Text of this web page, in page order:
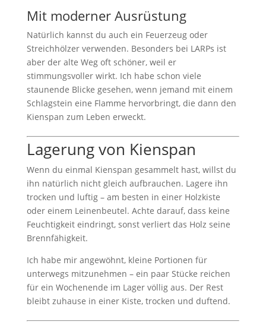
Mit moderner Ausrüstung
Natürlich kannst du auch ein Feuerzeug oder
Streichhölzer verwenden. Besonders bei LARPs ist
aber der alte Weg oft schöner, weil er
stimmungsvoller wirkt. Ich habe schon viele
staunende Blicke gesehen, wenn jemand mit einem
Schlagstein eine Flamme hervorbringt, die dann den
Kienspan zum Leben erweckt.
Lagerung von Kienspan
Wenn du einmal Kienspan gesammelt hast, willst du
ihn natürlich nicht gleich aufbrauchen. Lagere ihn
trocken und luftig – am besten in einer Holzkiste
oder einem Leinenbeutel. Achte darauf, dass keine
Feuchtigkeit eindringt, sonst verliert das Holz seine
Brennfähigkeit.
Ich habe mir angewöhnt, kleine Portionen für
unterwegs mitzunehmen – ein paar Stücke reichen
für ein Wochenende im Lager völlig aus. Der Rest
bleibt zuhause in einer Kiste, trocken und duftend.